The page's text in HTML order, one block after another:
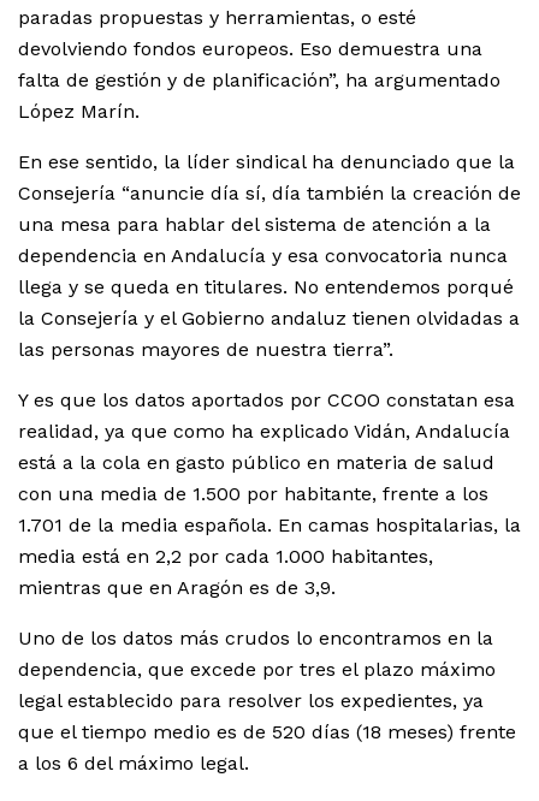
paradas propuestas y herramientas, o esté
devolviendo fondos europeos. Eso demuestra una
falta de gestión y de planificación”, ha argumentado
López Marín.
En ese sentido, la líder sindical ha denunciado que la
Consejería “anuncie día sí, día también la creación de
una mesa para hablar del sistema de atención a la
dependencia en Andalucía y esa convocatoria nunca
llega y se queda en titulares. No entendemos porqué
la Consejería y el Gobierno andaluz tienen olvidadas a
las personas mayores de nuestra tierra”.
Y es que los datos aportados por CCOO constatan esa
realidad, ya que como ha explicado Vidán, Andalucía
está a la cola en gasto público en materia de salud
con una media de 1.500 por habitante, frente a los
1.701 de la media española. En camas hospitalarias, la
media está en 2,2 por cada 1.000 habitantes,
mientras que en Aragón es de 3,9.
Uno de los datos más crudos lo encontramos en la
dependencia, que excede por tres el plazo máximo
legal establecido para resolver los expedientes, ya
que el tiempo medio es de 520 días (18 meses) frente
a los 6 del máximo legal.